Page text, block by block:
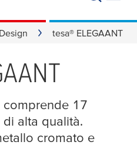
tesa® ELEGAANT
comprende 17
alta qualità.
cromato e